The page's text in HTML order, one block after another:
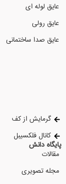
عایق لوله ای
عایق رولی
عایق صدا ساختمانی
گرمایش از کف
کانال فلکسیبل
پایگاه دانش
مقالات
مجله تصویری